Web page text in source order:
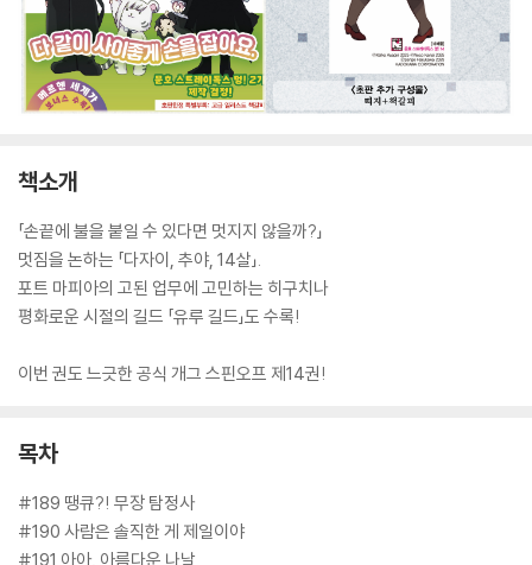
책소개
「손끝에 불을 붙일 수 있다면 멋지지 않을까?」
멋짐을 논하는 「다자이, 추야, 14살」.
포트 마피아의 고된 업무에 고민하는 히구치나
평화로운 시절의 길드 「유루 길드」도 수록!
이번 권도 느긋한 공식 개그 스핀오프 제14권!
목차
#189 땡큐?! 무장 탐정사
#190 사람은 솔직한 게 제일이야
#191 아아, 아름다운 나날